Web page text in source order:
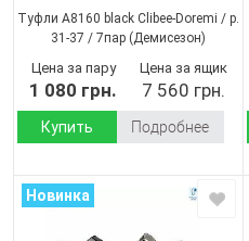
Туфли A8160 black Clibee-Doremi / p.
31-37 / 7пар (Демисезон)
Цена за пару
1 080 грн.
Цена за ящик
7 560 грн.
Купить Подробнее
Новинка